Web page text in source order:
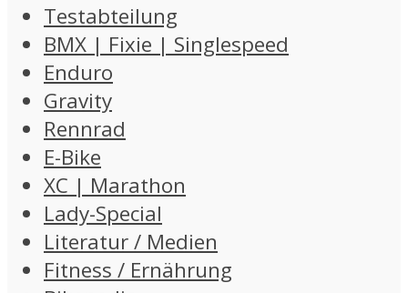
Testabteilung
BMX | Fixie | Singlespeed
Enduro
Gravity
Rennrad
E-Bike
XC | Marathon
Lady-Special
Literatur / Medien
Fitness / Ernährung